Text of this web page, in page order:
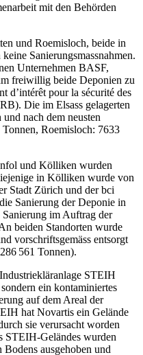
mit den Behörden
und Roemisloch, beide in
Sanierungsmassnahmen.
Unternehmen BASF,
freiwillig beide Deponien zu
d’intérêt pour la sécurité des
Die im Elsass gelagerten
nach dem neusten
Roemisloch: 7633
und Kölliken wurden
in Kölliken wurde von
Stadt Zürich und der bci
Sanierung der Deponie in
im Auftrag der
beiden Standorten wurde
vorschriftsgemäss entsorgt
561 Tonnen).
STEIH
ein kontaminiertes
auf dem Areal der
hat Novartis ein Gelände
sie verursacht worden
STEIH-Geländes wurden
ausgehoben und